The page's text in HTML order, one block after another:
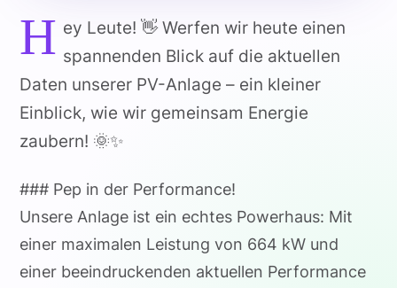
H ey Leute! 👋 Werfen wir heute einen
spannenden Blick auf die aktuellen
Daten unserer PV-Anlage – ein kleiner
Einblick, wie wir gemeinsam Energie
zaubern! 🌞✨
### Pep in der Performance!
Unsere Anlage ist ein echtes Powerhaus: Mit
einer maximalen Leistung von 664 kW und
einer beeindruckenden aktuellen Performance